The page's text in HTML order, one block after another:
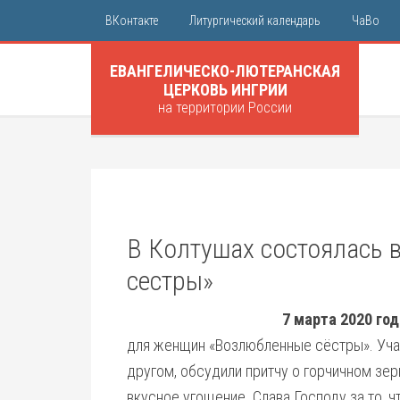
ВКонтакте Литургический календарь ЧаВо
ЕВАНГЕЛИЧЕСКО-ЛЮТЕРАНСКАЯ
ЦЕРКОВЬ ИНГРИИ
на территории России
В Колтушах состоялась
сестры»
7 марта 2020
для женщин «Возлюбленные сёстры».
другом, обсудили притчу о горчичном